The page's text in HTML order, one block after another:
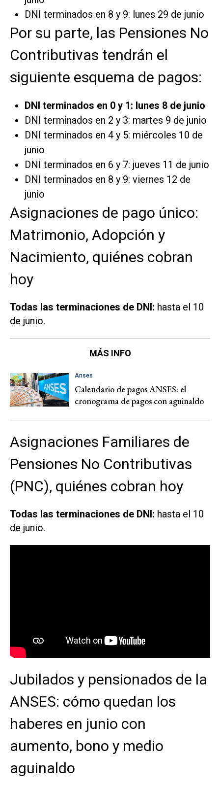
DNI terminados en 8 y 9: lunes 29 de junio
Por su parte, las Pensiones No
Contributivas tendrán el
siguiente esquema de pagos:
DNI terminados en 0 y 1: lunes 8 de junio
DNI terminados en 2 y 3: martes 9 de junio
DNI terminados en 4 y 5: miércoles 10 de
junio
DNI terminados en 6 y 7: jueves 11 de junio
DNI terminados en 8 y 9: viernes 12 de
junio
Asignaciones de pago único:
Matrimonio, Adopción y
Nacimiento, quiénes cobran
hoy
Todas las terminaciones de DNI: hasta el 10
de junio.
MÁS INFO
Anses
Calendario de pagos ANSES: el
cronograma de pagos con aguinaldo
Asignaciones Familiares de
Pensiones No Contributivas
(PNC), quiénes cobran hoy
Todas las terminaciones de DNI: hasta el 10
de junio.
Jubilados y pensionados de la
ANSES: cómo quedan los
haberes en junio con
aumento, bono y medio
aguinaldo